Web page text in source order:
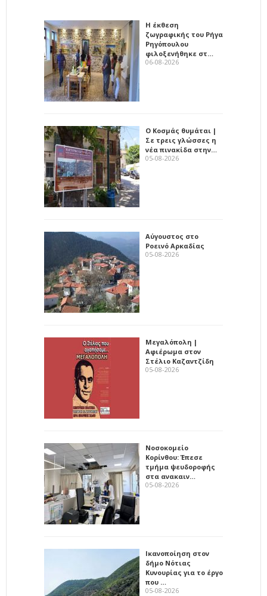
Η έκθεση
ζωγραφικής του Ρήγα
Ρηγόπουλου
φιλοξενήθηκε στ…
06-08-2026
Ο Κοσμάς θυμάται |
Σε τρεις γλώσσες η
νέα πινακίδα στην…
05-08-2026
Αύγουστος στο
Ροεινό Αρκαδίας
05-08-2026
Μεγαλόπολη |
Αφιέρωμα στον
Στέλιο Καζαντζίδη
05-08-2026
Νοσοκομείο
Κορίνθου: Έπεσε
τμήμα ψευδοροφής
στα ανακαιν…
05-08-2026
Ικανοποίηση στον
δήμο Νότιας
Κυνουρίας για το έργο
που …
05-08-2026